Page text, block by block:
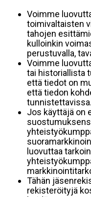
Voimme
toimivaltaisten
tahojen
kulloinkin
perustuvalla,
Voimme
tai historiallista
että tiedot on
että tiedon
tunnistettavissa.
Jos käyttäjä on
luovuttaa
Tähän
rekisteröityjä